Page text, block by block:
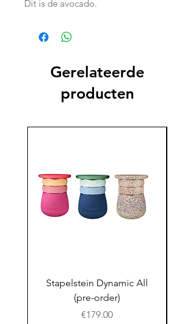
Dit is de avocado.
Gerelateerde
producten
Stapelstein Dynamic All
(pre-order)
Prijs
€179.00